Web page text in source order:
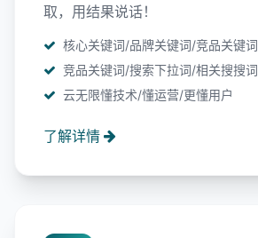
取，用结果说话！
核心关键词/品牌关键词/竞品关键词
竞品关键词/搜索下拉词/相关搜搜词
云无限懂技术/懂运营/更懂用户
了解详情